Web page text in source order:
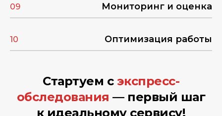
09 Мониторинг и оценка
10 Оптимизация работы
Стартуем с экспресс-
обследования — первый шаг
к идеальному сервису!